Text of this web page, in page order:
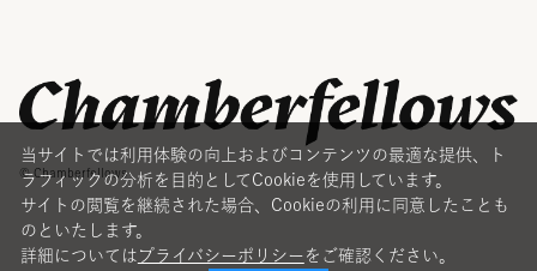
© Chamberfellows
当サイトでは利用体験の向上およびコンテンツの最適な提供、ト
ラフィックの分析を目的としてCookieを使用しています。
サイトの閲覧を継続された場合、Cookieの利用に同意したことも
のといたします。
詳細については プライバシーポリシー をご確認ください。